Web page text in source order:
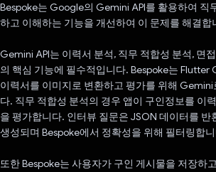
Bespoke는 Google의 Gemini API를 활용하여 직
하고 이해하는 기능을 개선하여 이 문제를 해결합
Gemini API는 이력서 분석, 직무 적합성 분석, 면
의 핵심 기능에 필수적입니다. Bespoke는 Flutter
이력서를 이미지로 변환하고 평가를 위해
다. 직무 적합성 분석의 경우 앱이 구인정보를 이
을 평가합니다. 인터뷰 질문은 JSON 데이터를 반
생성되며 Bespoke에서 정확성을 위해 필터링합
또한 Bespoke는 사용자가 구인 게시물을 저장하